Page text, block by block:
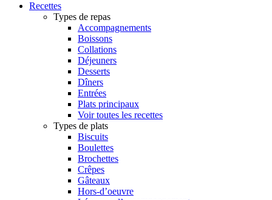
Recettes
Types de repas
Accompagnements
Boissons
Collations
Déjeuners
Desserts
Dîners
Entrées
Plats principaux
Voir toutes les recettes
Types de plats
Biscuits
Boulettes
Brochettes
Crêpes
Gâteaux
Hors-d’oeuvre